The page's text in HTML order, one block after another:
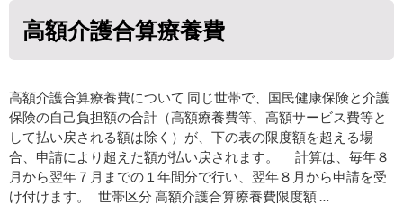
高額介護合算療養費
高額介護合算療養費について 同じ世帯で、国民健康保険と介護
保険の自己負担額の合計（高額療養費等、高額サービス費等と
して払い戻される額は除く）が、下の表の限度額を超える場
合、申請により超えた額が払い戻されます。 計算は、毎年８
月から翌年７月までの１年間分で行い、翌年８月から申請を受
け付けます。 世帯区分 高額介護合算療養費限度額 …